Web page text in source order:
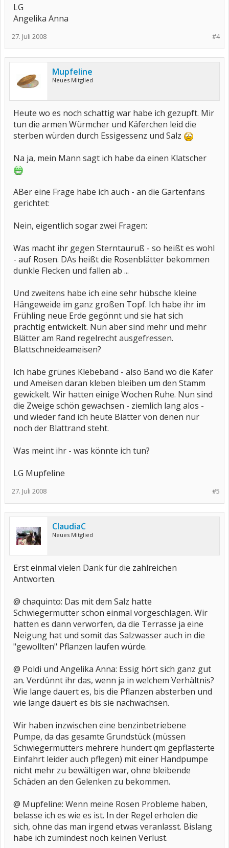
LG
Angelika Anna
#4
27. Juli 2008
Mupfeline
Neues Mitglied
Heute wo es noch schattig war habe ich gezupft. Mir
tun die armen Würmcher und Käferchen leid die
sterben würden durch Essigessenz und Salz
Na ja, mein Mann sagt ich habe da einen Klatscher
ABer eine Frage habe ich auch - an die Gartenfans
gerichtet:
Nein, eigentlich sogar zwei Fragen:
Was macht ihr gegen Sterntauruß - so heißt es wohl
- auf Rosen. DAs heißt die Rosenblätter bekommen
dunkle Flecken und fallen ab ...
Und zweitens habe ich eine sehr hübsche kleine
Hängeweide im ganz großen Topf. Ich habe ihr im
Frühling neue Erde gegönnt und sie hat sich
prächtig entwickelt. Nun aber sind mehr und mehr
Blätter am Rand regelrecht ausgefressen.
Blattschneideameisen?
Ich habe grünes Klebeband - also Band wo die Käfer
und Ameisen daran kleben bleiben um den Stamm
gewickelt. Wir hatten einige Wochen Ruhe. Nun sind
die Zweige schön gewachsen - ziemlich lang alos -
und wieder fand ich heute Blätter von denen nur
noch der Blattrand steht.
Was meint ihr - was könnte ich tun?
LG Mupfeline
#5
27. Juli 2008
ClaudiaC
Neues Mitglied
Erst einmal vielen Dank für die zahlreichen
Antworten.
@ chaquinto: Das mit dem Salz hatte
Schwiegermutter schon einmal vorgeschlagen. Wir
hatten es dann verworfen, da die Terrasse ja eine
Neigung hat und somit das Salzwasser auch in die
"gewollten" Pflanzen laufen würde.
@ Poldi und Angelika Anna: Essig hört sich ganz gut
an. Verdünnt ihr das, wenn ja in welchem Verhältnis?
Wie lange dauert es, bis die Pflanzen absterben und
wie lange dauert es bis sie nachwachsen.
Wir haben inzwischen eine benzinbetriebene
Pumpe, da das gesamte Grundstück (müssen
Schwiegermutters mehrere hundert qm gepflasterte
Einfahrt leider auch pflegen) mit einer Handpumpe
nicht mehr zu bewältigen war, ohne bleibende
Schäden an den Gelenken zu bekommen.
@ Mupfeline: Wenn meine Rosen Probleme haben,
belasse ich es wie es ist. In der Regel erholen die
sich, ohne das man irgend etwas veranlasst. Bislang
habe ich zumindest noch keinen Verlust.